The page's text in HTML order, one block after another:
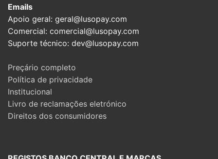
Emails
Apoio geral: geral@lusopay.com
Comercial: comercial@lusopay.com
Suporte técnico: dev@lusopay.com
Preçário completo
Política de privacidade
Institucional
Livro de reclamações eletrónico
Direitos dos consumidores